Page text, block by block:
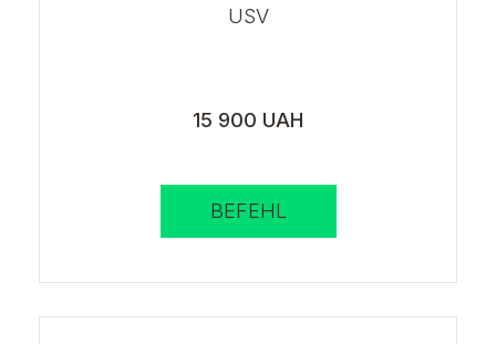
USV
15 900 UAH
BEFEHL